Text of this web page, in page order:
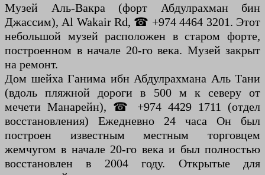
Музей Аль-Вакра (форт Абдулрахман бин
Джассим), Al Wakair Rd, ☎ +974 4464 3201. Этот
небольшой музей расположен в старом форте,
построенном в начале 20-го века. Музей закрыт
на ремонт.
Дом шейха Ганима ибн Абдулрахмана Аль Тани
(вдоль пляжной дороги в 500 м к северу от
мечети Манарейн), ☎ +974 4429 1711 (отдел
восстановления) Ежедневно 24 часа Он был
построен известным местным торговцем
жемчугом в начале 20-го века и был полностью
восстановлен в 2004 году. Открытые для